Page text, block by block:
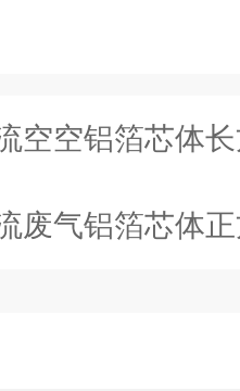
空空铝箔芯体
废气铝箔芯体